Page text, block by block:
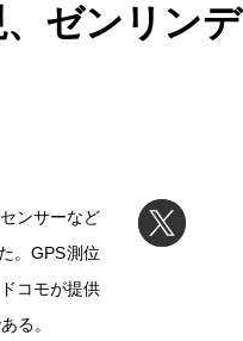
ゼンリンデ
ンサーなど
。GPS測位
コモが提供
る。